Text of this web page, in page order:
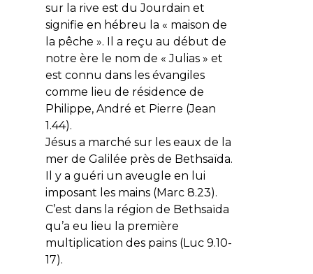
sur la rive est du Jourdain et
signifie en hébreu la « maison de
la pêche ». Il a reçu au début de
notre ère le nom de « Julias » et
est connu dans les évangiles
comme lieu de résidence de
Philippe, André et Pierre (Jean
1.44).
Jésus a marché sur les eaux de la
mer de Galilée près de Bethsaïda.
Il y a guéri un aveugle en lui
imposant les mains (Marc 8.23).
C’est dans la région de Bethsaïda
qu’a eu lieu la première
multiplication des pains (Luc 9.10-
17).